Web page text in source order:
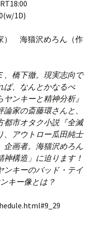
1D)
） 海猫沢めろん（作
、橋下徹。現実志向で
ば、なんとかなるべ
ンキーと精神分析』
家の斎藤環さんと、
都市オタク小説『全滅
、アウトロー瓜田純士
企画者。海猫沢めろん
構造」に迫ります！
ンキーのバッド・テイ
キー像とは？